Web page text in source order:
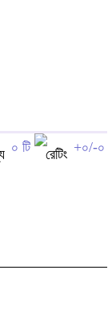
০ টি +০/-০